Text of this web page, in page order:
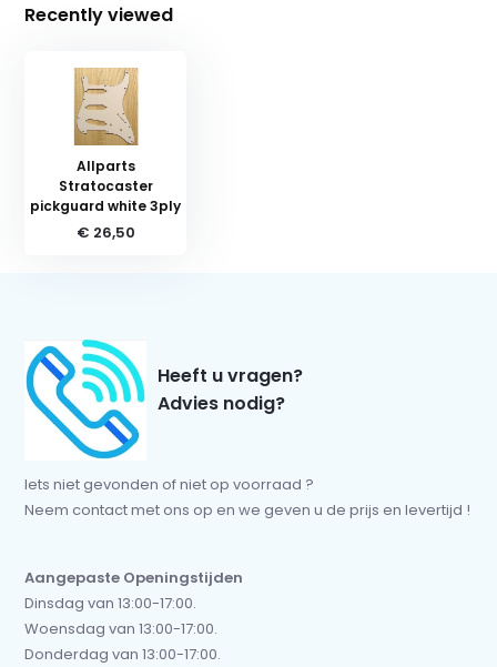
Recently viewed
Allparts
Stratocaster
pickguard white 3ply
€ 26,50
Heeft u vragen?
Advies nodig?
Iets niet gevonden of niet op voorraad ?
Neem contact met ons op en we geven u de prijs en levertijd !
Aangepaste Openingstijden
Dinsdag van 13:00-17:00.
Woensdag van 13:00-17:00.
Donderdag van 13:00-17:00.